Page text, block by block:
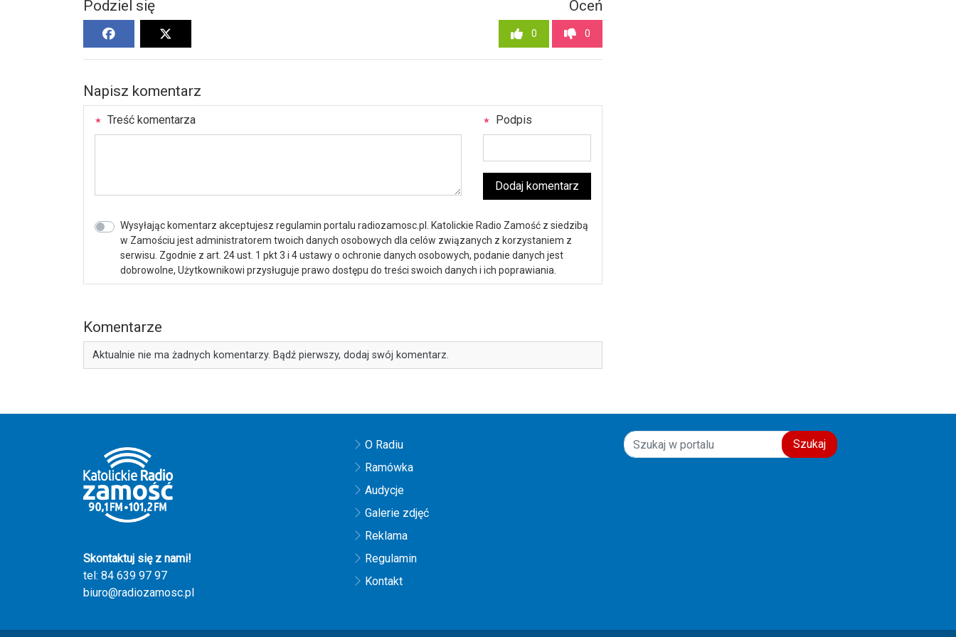
Podziel się Oceń
0 0
Napisz komentarz
Treść komentarza Podpis
Dodaj komentarz
Wysyłając komentarz akceptujesz regulamin portalu radiozamosc.pl. Katolickie Radio Zamość z siedzibą
w Zamościu jest administratorem twoich danych osobowych dla celów związanych z korzystaniem z
serwisu. Zgodnie z art. 24 ust. 1 pkt 3 i 4 ustawy o ochronie danych osobowych, podanie danych jest
dobrowolne, Użytkownikowi przysługuje prawo dostępu do treści swoich danych i ich poprawiania.
Komentarze
Aktualnie nie ma żadnych komentarzy. Bądź pierwszy, dodaj swój komentarz.
Skontaktuj się z nami!
tel: 84 639 97 97
biuro@radiozamosc.pl
O Radiu
Ramówka
Audycje
Galerie zdjęć
Reklama
Regulamin
Kontakt
Szukaj